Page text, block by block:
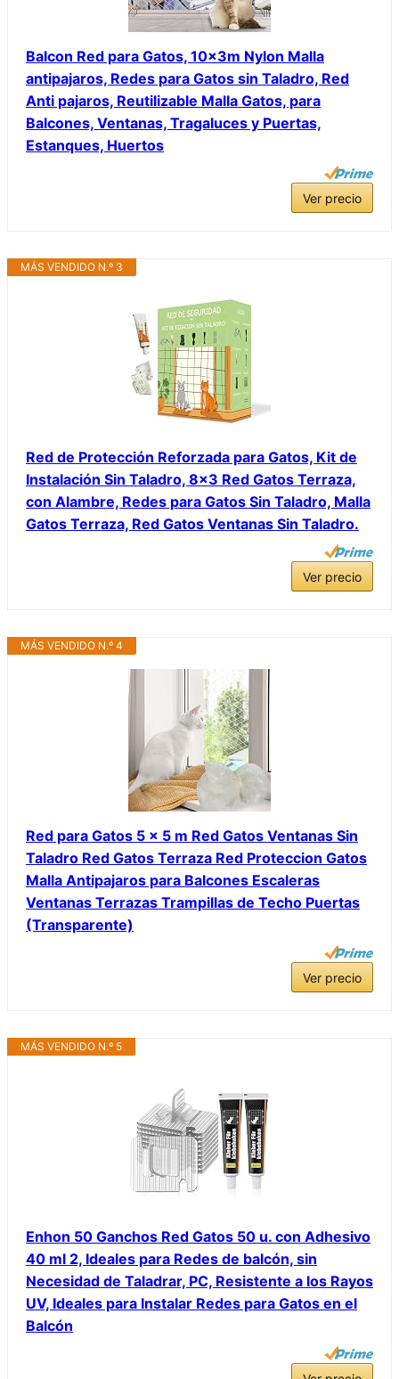
Balcon Red para Gatos, 10x3m Nylon Malla
antipajaros, Redes para Gatos sin Taladro, Red
Anti pajaros, Reutilizable Malla Gatos, para
Balcones, Ventanas, Tragaluces y Puertas,
Estanques, Huertos
Ver precio
MÁS VENDIDO N.º 3
Red de Protección Reforzada para Gatos, Kit de
Instalación Sin Taladro, 8×3 Red Gatos Terraza,
con Alambre, Redes para Gatos Sin Taladro, Malla
Gatos Terraza, Red Gatos Ventanas Sin Taladro.
Ver precio
MÁS VENDIDO N.º 4
Red para Gatos 5 x 5 m Red Gatos Ventanas Sin
Taladro Red Gatos Terraza Red Proteccion Gatos
Malla Antipajaros para Balcones Escaleras
Ventanas Terrazas Trampillas de Techo Puertas
(Transparente)
Ver precio
MÁS VENDIDO N.º 5
Enhon 50 Ganchos Red Gatos 50 u. con Adhesivo
40 ml 2, Ideales para Redes de balcón, sin
Necesidad de Taladrar, PC, Resistente a los Rayos
UV, Ideales para Instalar Redes para Gatos en el
Balcón